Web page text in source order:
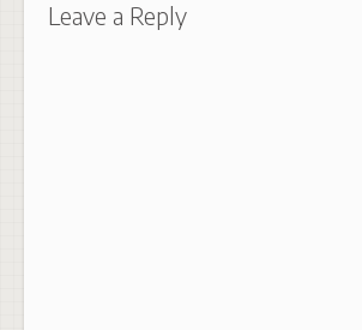
Leave a Reply